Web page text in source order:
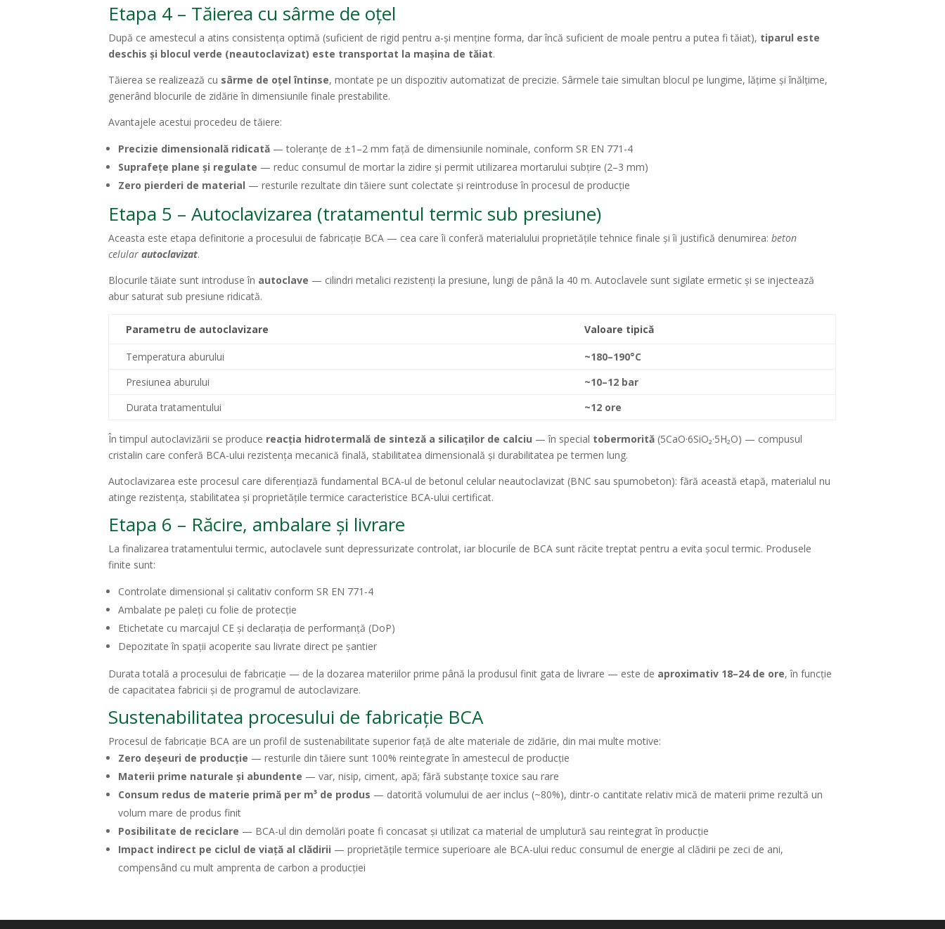
Etapa 4 – Tăierea cu sârme de oțel
După ce amestecul a atins consistența optimă (suficient de rigid pentru a-și menține forma, dar încă suficient de moale pentru a putea fi tăiat), tiparul este
deschis și blocul verde (neautoclavizat) este transportat la mașina de tăiat.
Tăierea se realizează cu sârme de oțel întinse, montate pe un dispozitiv automatizat de precizie. Sârmele taie simultan blocul pe lungime, lățime și înălțime,
generând blocurile de zidărie în dimensiunile finale prestabilite.
Avantajele acestui procedeu de tăiere:
Precizie dimensională ridicată — toleranțe de ±1–2 mm față de dimensiunile nominale, conform SR EN 771-4
Suprafețe plane și regulate — reduc consumul de mortar la zidire și permit utilizarea mortarului subțire (2–3 mm)
Zero pierderi de material — resturile rezultate din tăiere sunt colectate și reintroduse în procesul de producție
Etapa 5 – Autoclavizarea (tratamentul termic sub presiune)
Aceasta este etapa definitorie a procesului de fabricație BCA — cea care îi conferă materialului proprietățile tehnice finale și îi justifică denumirea:beton
celularautoclavizat.
Blocurile tăiate sunt introduse în autoclave — cilindri metalici rezistenți la presiune, lungi de până la 40 m. Autoclavele sunt sigilate ermetic și se injectează
abur saturat sub presiune ridicată.
Parametru de autoclavizare Valoare tipică
Temperatura aburului
~180–190°C
Presiunea aburului
~10–12 bar
Durata tratamentului
~12 ore
În timpul autoclavizării se produce reacția hidrotermală de sinteză a silicaților de calciu — în special tobermorită (5CaO·6SiO₂·5H₂O) — compusul
cristalin care conferă BCA-ului rezistența mecanică finală, stabilitatea dimensională și durabilitatea pe termen lung.
Autoclavizarea este procesul care diferențiază fundamental BCA-ul de betonul celular neautoclavizat (BNC sau spumobeton): fără această etapă, materialul nu
atinge rezistența, stabilitatea și proprietățile termice caracteristice BCA-ului certificat.
Etapa 6 – Răcire, ambalare și livrare
La finalizarea tratamentului termic, autoclavele sunt depressurizate controlat, iar blocurile de BCA sunt răcite treptat pentru a evita șocul termic. Produsele
finite sunt:
Controlate dimensional și calitativ conform SR EN 771-4
Ambalate pe paleți cu folie de protecție
Etichetate cu marcajul CE și declarația de performanță (DoP)
Depozitate în spații acoperite sau livrate direct pe șantier
Durata totală a procesului de fabricație — de la dozarea materiilor prime până la produsul finit gata de livrare — este de aproximativ 18–24 de ore, în funcție
de capacitatea fabricii și de programul de autoclavizare.
Sustenabilitatea procesului de fabricație BCA
Procesul de fabricație BCA are un profil de sustenabilitate superior față de alte materiale de zidărie, din mai multe motive:
Zero deșeuri de producție — resturile din tăiere sunt 100% reintegrate în amestecul de producție
Materii prime naturale și abundente — var, nisip, ciment, apă; fără substanțe toxice sau rare
Consum redus de materie primă per m³ de produs — datorită volumului de aer inclus (~80%), dintr-o cantitate relativ mică de materii prime rezultă un
volum mare de produs finit
Posibilitate de reciclare — BCA-ul din demolări poate fi concasat și utilizat ca material de umplutură sau reintegrat în producție
Impact indirect pe ciclul de viață al clădirii — proprietățile termice superioare ale BCA-ului reduc consumul de energie al clădirii pe zeci de ani,
compensând cu mult amprenta de carbon a producției